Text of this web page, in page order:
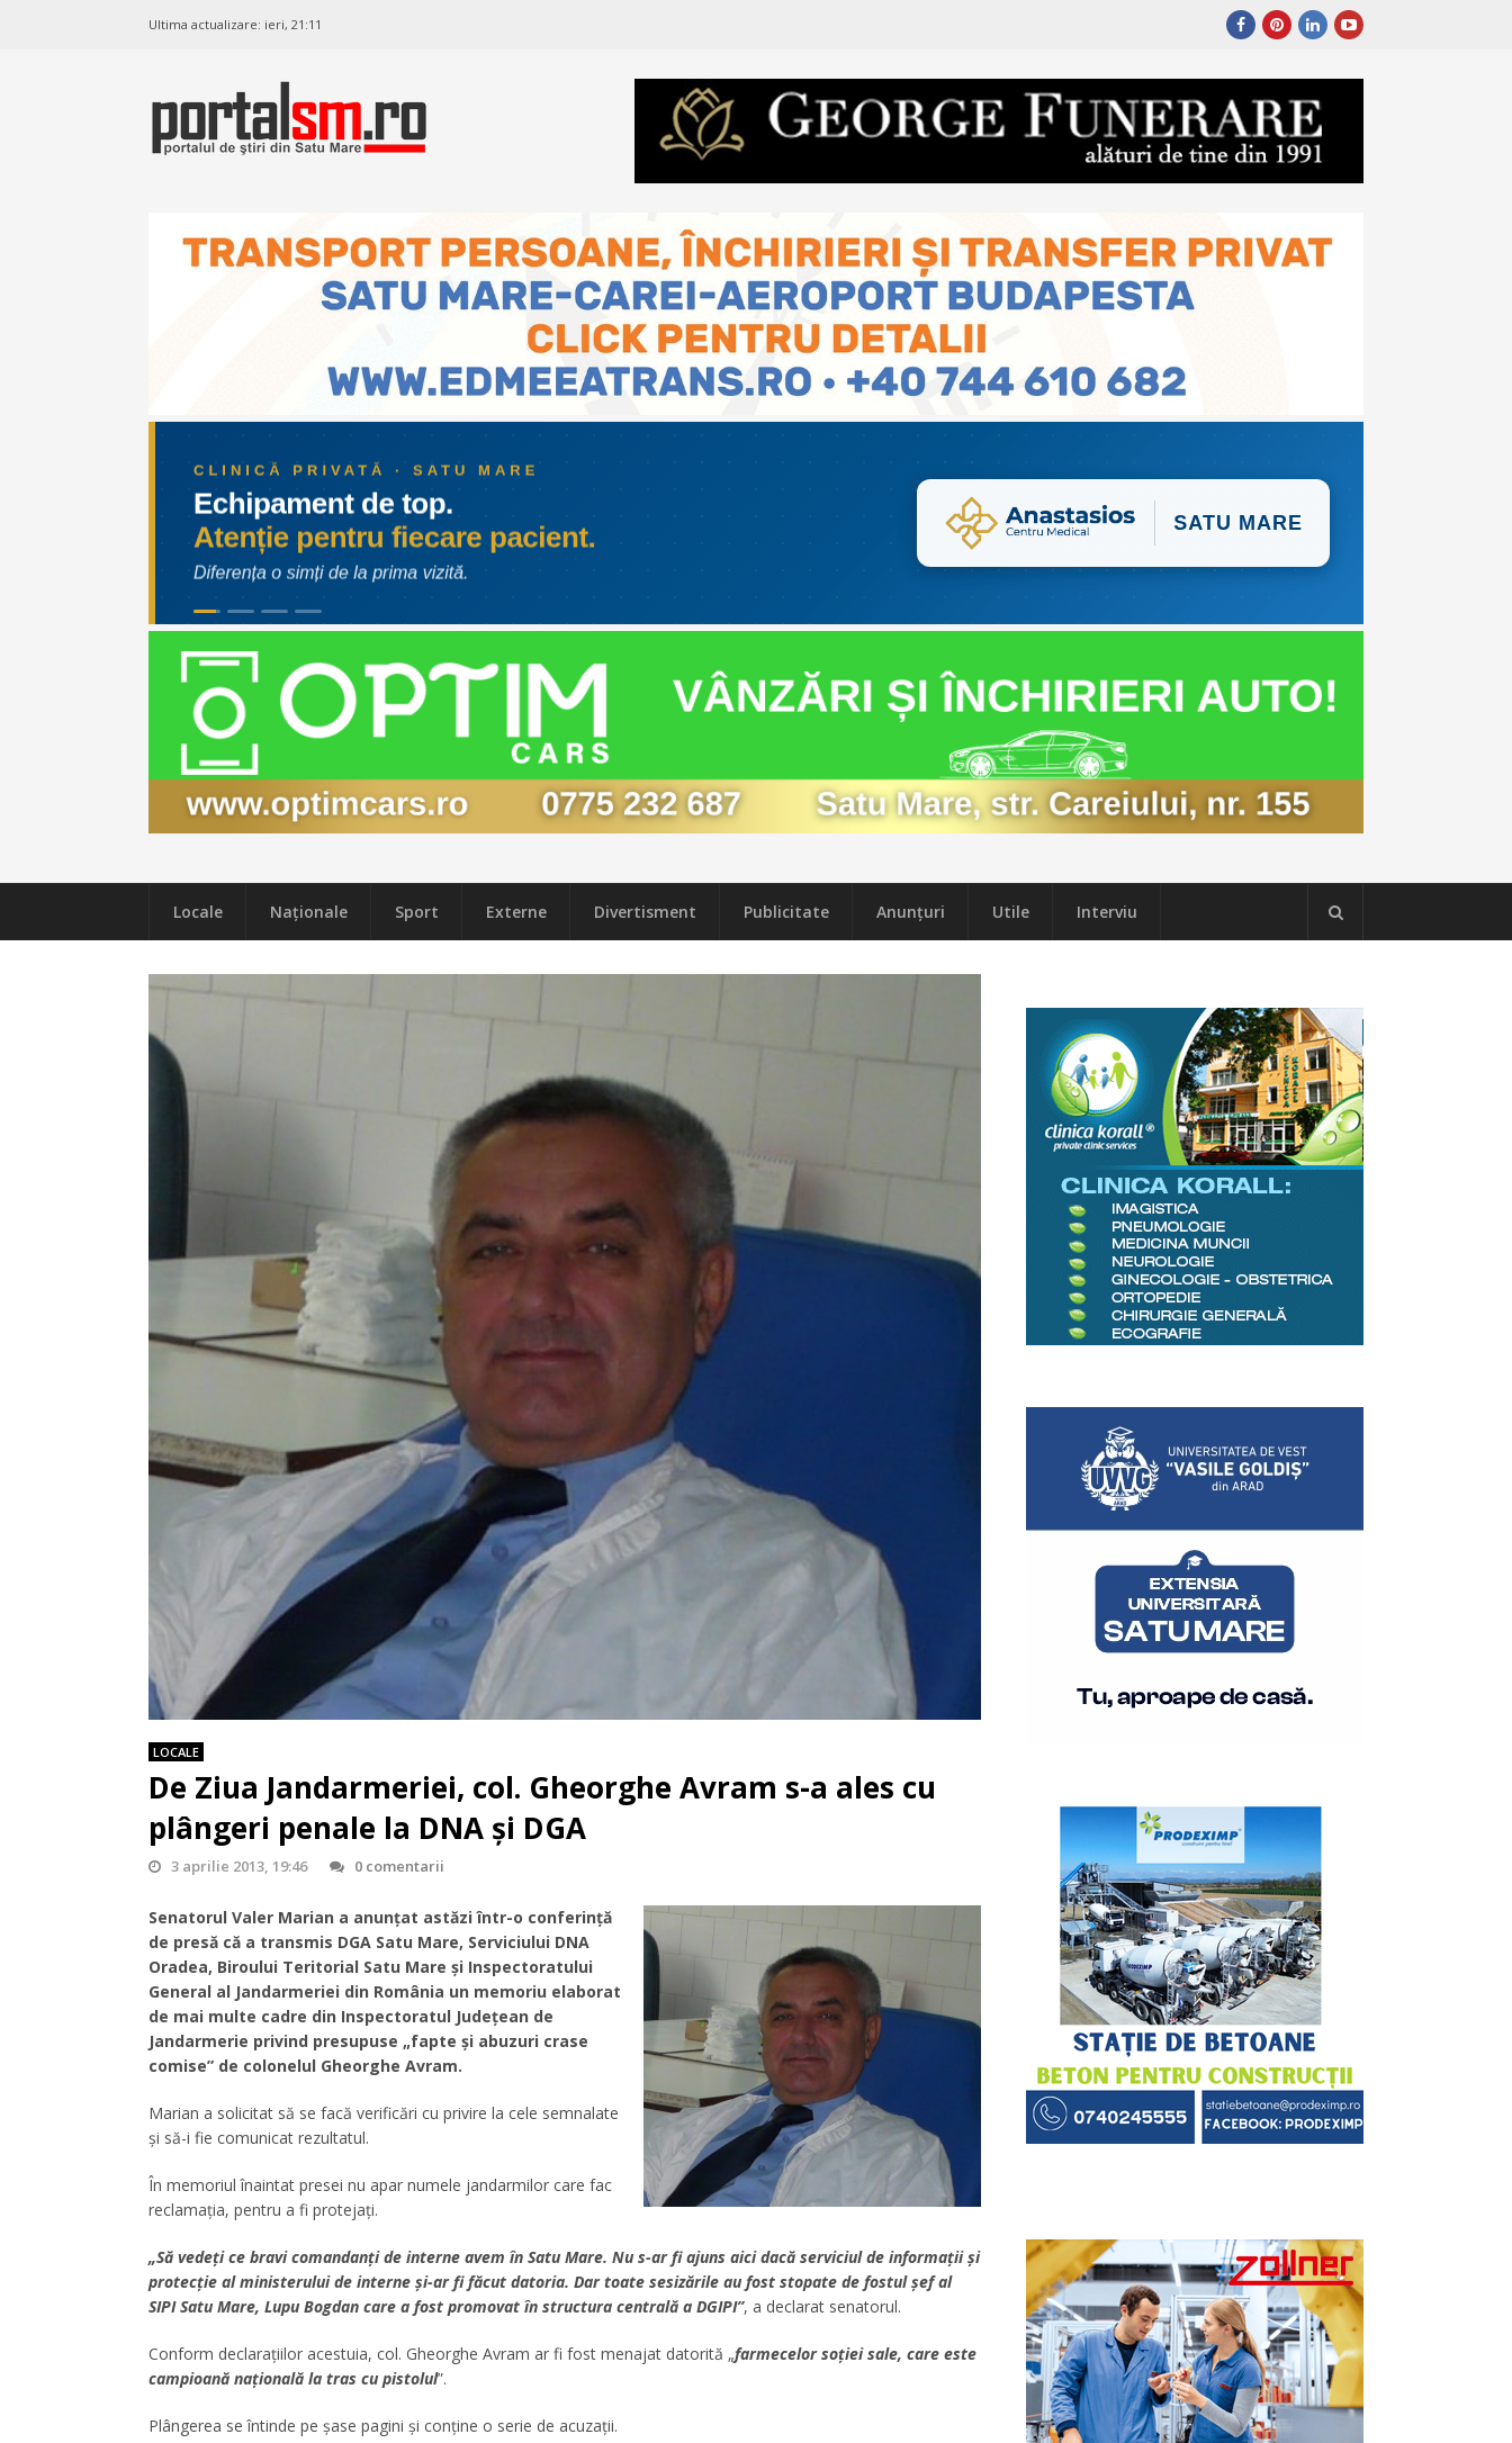
Ultima actualizare: ieri, 21:11
Locale Naţionale Sport Externe Divertisment Publicitate Anunțuri Utile Interviu
LOCALE
De Ziua Jandarmeriei, col. Gheorghe Avram s-a ales cu
plângeri penale la DNA şi DGA
3 aprilie 2013, 19:46 0 comentarii
Senatorul Valer Marian a anunţat astăzi într-o conferinţă
de presă că a transmis DGA Satu Mare, Serviciului DNA
Oradea, Biroului Teritorial Satu Mare şi Inspectoratului
General al Jandarmeriei din România un memoriu elaborat
de mai multe cadre din Inspectoratul Judeţean de
Jandarmerie privind presupuse „fapte şi abuzuri crase
comise” de colonelul Gheorghe Avram.
Marian a solicitat să se facă verificări cu privire la cele semnalate
şi să-i fie comunicat rezultatul.
În memoriul înaintat presei nu apar numele jandarmilor care fac
reclamaţia, pentru a fi protejaţi.
„Să vedeţi ce bravi comandanţi de interne avem în Satu Mare. Nu s-ar fi ajuns aici dacă serviciul de informaţii şi
protecţie al ministerului de interne şi-ar fi făcut datoria. Dar toate sesizările au fost stopate de fostul şef al
SIPI Satu Mare, Lupu Bogdan care a fost promovat în structura centrală a DGIPI”, a declarat senatorul.
Conform declaraţiilor acestuia, col. Gheorghe Avram ar fi fost menajat datorită „farmecelor soţiei sale, care este
campioană naţională la tras cu pistolul”.
Plângerea se întinde pe şase pagini şi conţine o serie de acuzaţii.